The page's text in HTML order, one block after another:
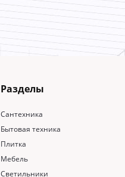
Разделы
Сантехника
Бытовая техника
Плитка
Мебель
Светильники